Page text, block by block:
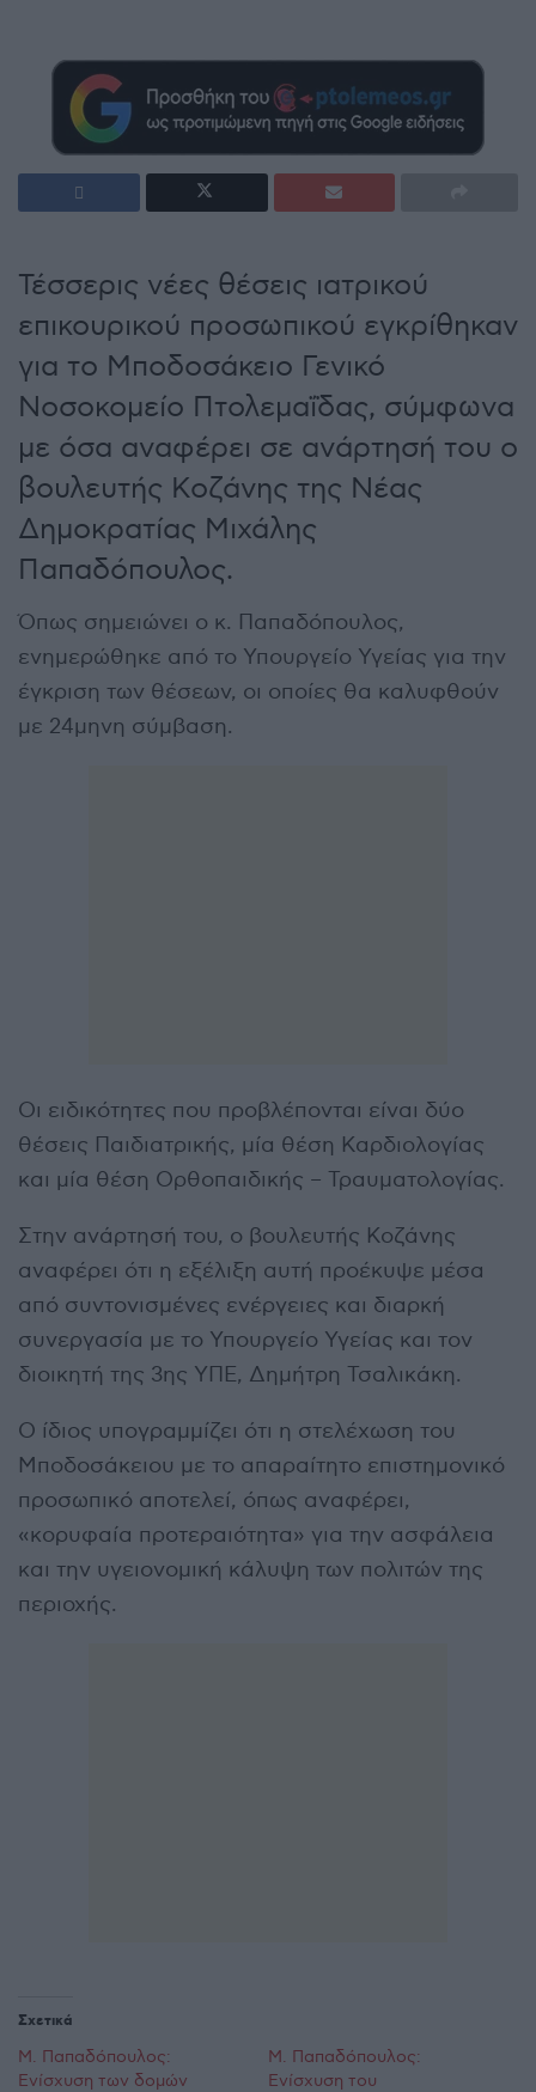
Τέσσερις νέες θέσεις ιατρικού
επικουρικού προσωπικού εγκρίθηκαν
για το Μποδοσάκειο Γενικό
Νοσοκομείο Πτολεμαΐδας, σύμφωνα
με όσα αναφέρει σε ανάρτησή του ο
βουλευτής Κοζάνης της Νέας
Δημοκρατίας Μιχάλης
Παπαδόπουλος.
Όπως σημειώνει ο κ. Παπαδόπουλος,
ενημερώθηκε από το Υπουργείο Υγείας για την
έγκριση των θέσεων, οι οποίες θα καλυφθούν
με 24μηνη σύμβαση.
Οι ειδικότητες που προβλέπονται είναι δύο
θέσεις Παιδιατρικής, μία θέση Καρδιολογίας
και μία θέση Ορθοπαιδικής – Τραυματολογίας.
Στην ανάρτησή του, ο βουλευτής Κοζάνης
αναφέρει ότι η εξέλιξη αυτή προέκυψε μέσα
από συντονισμένες ενέργειες και διαρκή
συνεργασία με το Υπουργείο Υγείας και τον
διοικητή της 3ης ΥΠΕ, Δημήτρη Τσαλικάκη.
Ο ίδιος υπογραμμίζει ότι η στελέχωση του
Μποδοσάκειου με το απαραίτητο επιστημονικό
προσωπικό αποτελεί, όπως αναφέρει,
«κορυφαία προτεραιότητα» για την ασφάλεια
και την υγειονομική κάλυψη των πολιτών της
περιοχής.
Σχετικά
Μ. Παπαδόπουλος:
Ενίσχυση των δομών
Μ. Παπαδόπουλος:
Ενίσχυση του